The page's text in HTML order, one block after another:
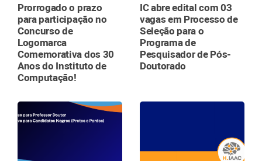
Prorrogado o prazo
para participação no
Concurso de
Logomarca
Comemorativa dos 30
Anos do Instituto de
Computação!
IC abre edital com 03
vagas em Processo de
Seleção para o
Programa de
Pesquisador de Pós-
Doutorado